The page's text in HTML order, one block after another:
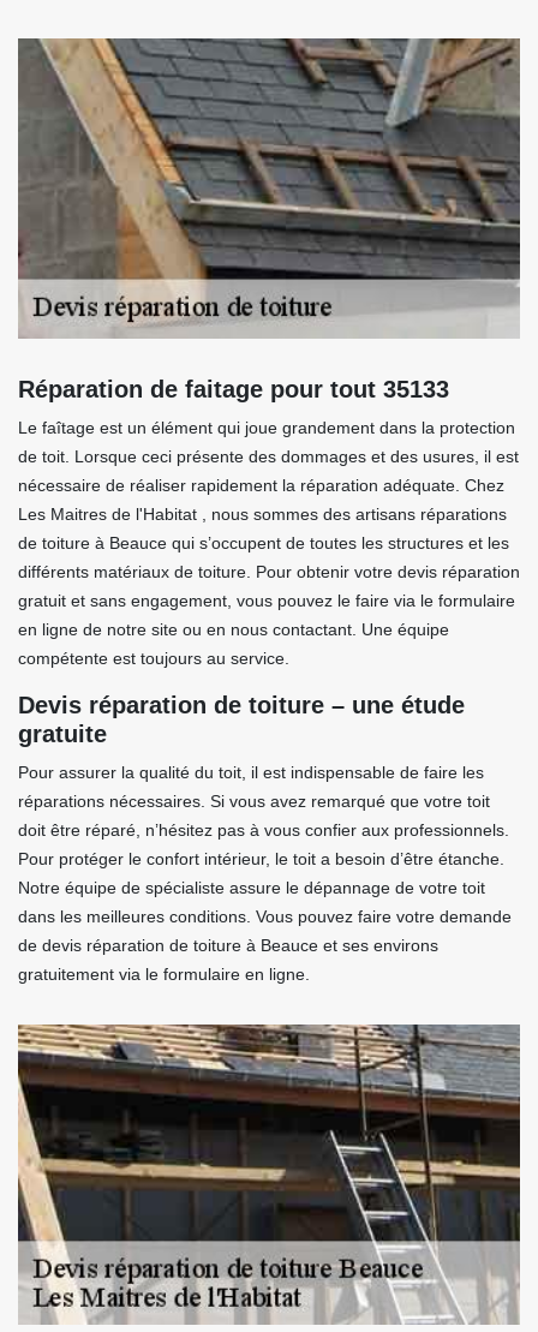
Réparation de faitage pour tout 35133
Le faîtage est un élément qui joue grandement dans la protection
de toit. Lorsque ceci présente des dommages et des usures, il est
nécessaire de réaliser rapidement la réparation adéquate. Chez
Les Maitres de l'Habitat , nous sommes des artisans réparations
de toiture à Beauce qui s’occupent de toutes les structures et les
différents matériaux de toiture. Pour obtenir votre devis réparation
gratuit et sans engagement, vous pouvez le faire via le formulaire
en ligne de notre site ou en nous contactant. Une équipe
compétente est toujours au service.
Devis réparation de toiture – une étude
gratuite
Pour assurer la qualité du toit, il est indispensable de faire les
réparations nécessaires. Si vous avez remarqué que votre toit
doit être réparé, n’hésitez pas à vous confier aux professionnels.
Pour protéger le confort intérieur, le toit a besoin d’être étanche.
Notre équipe de spécialiste assure le dépannage de votre toit
dans les meilleures conditions. Vous pouvez faire votre demande
de devis réparation de toiture à Beauce et ses environs
gratuitement via le formulaire en ligne.